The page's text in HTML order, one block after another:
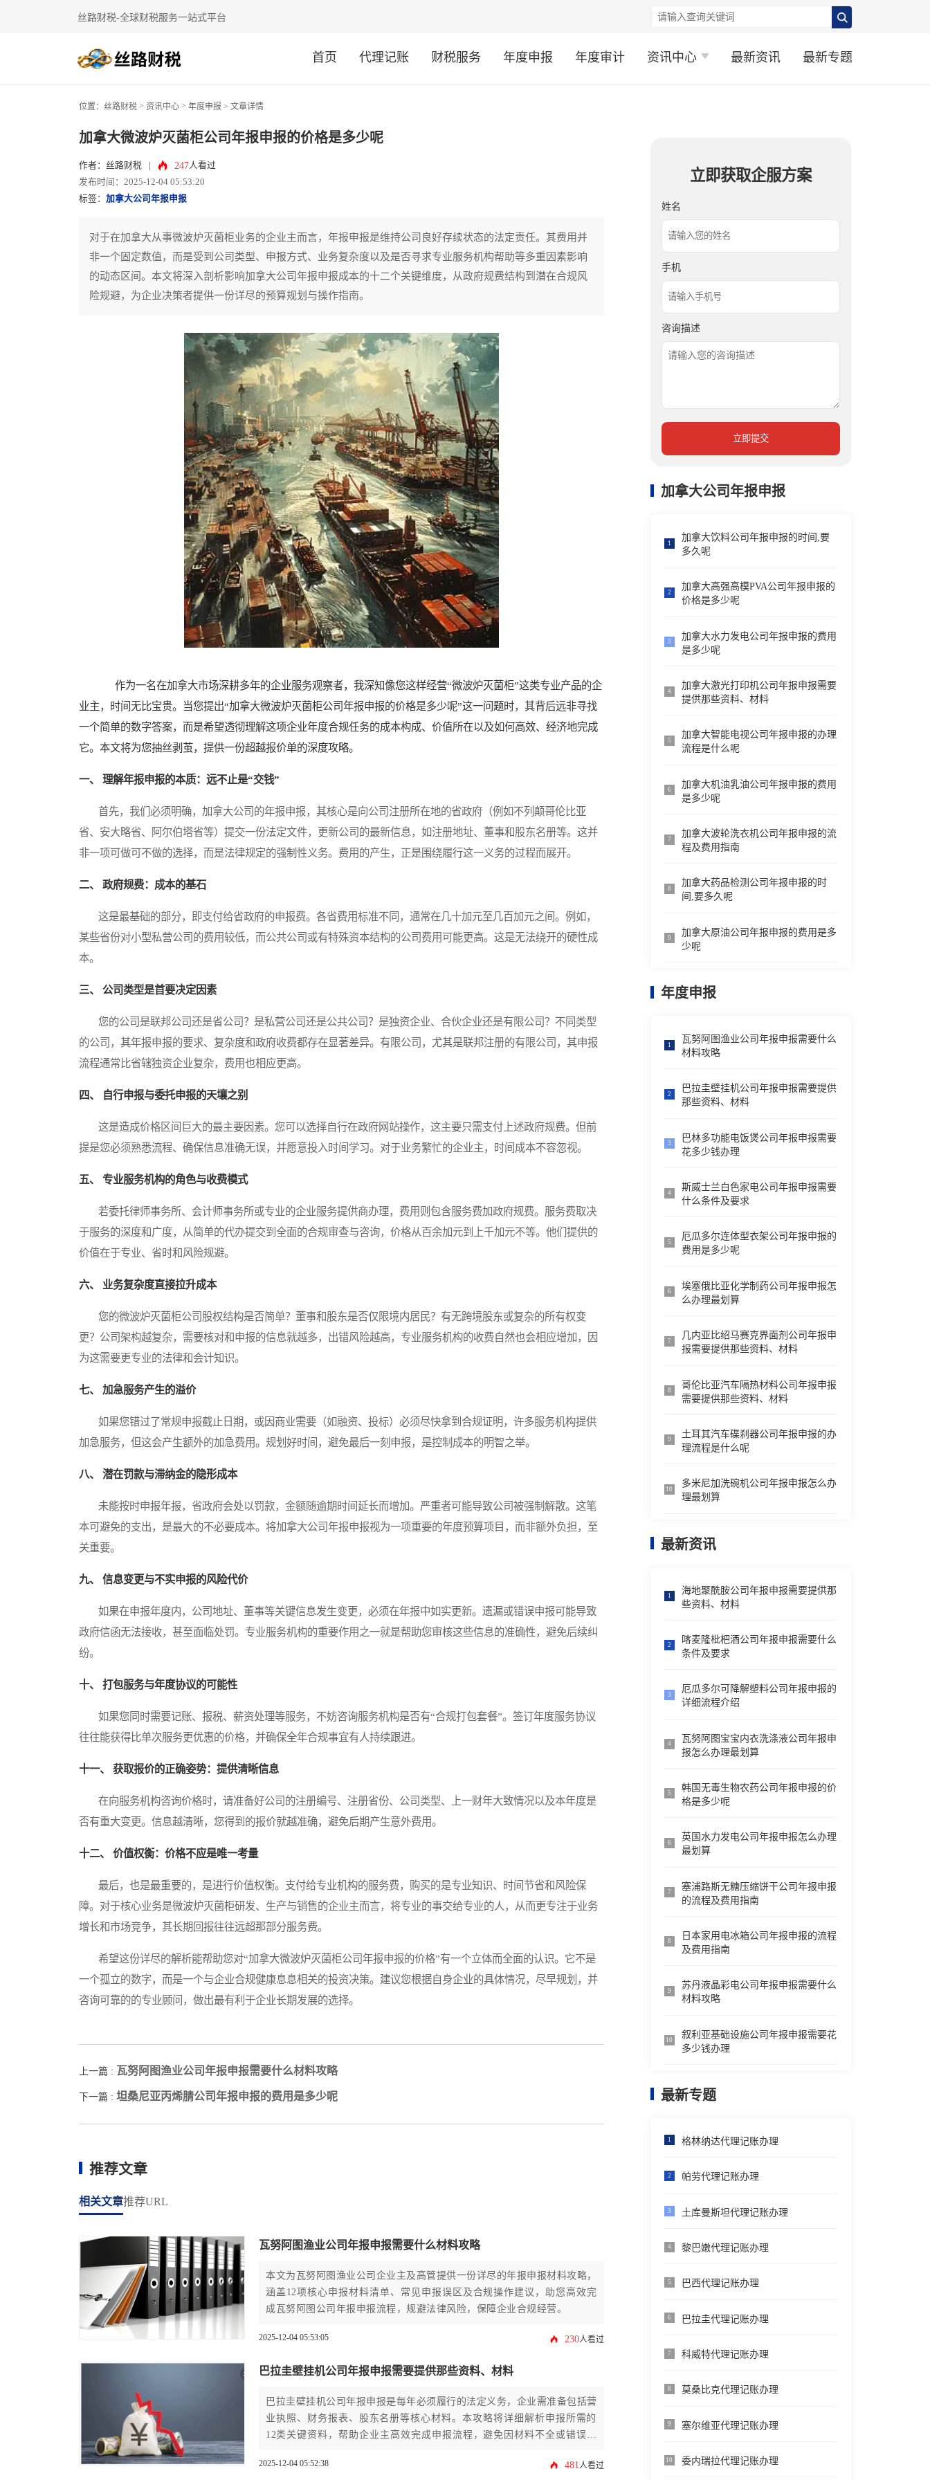
丝路财税-全球财税服务一站式平台
首页 代理记账 财税服务 年度申报 年度审计 资讯中心 最新资讯 最新专题
位置： 丝路财税 > 资讯中心 > 年度申报 > 文章详情
加拿大微波炉灭菌柜公司年报申报的价格是多少呢
作者：丝路财税 247人看过
发布时间：2025-12-04 05:53:20
标签： 加拿大公司年报申报
对于在加拿大从事微波炉灭菌柜业务的企业主而言，年报申报是维持公司良好存续状态的法定责任。其费用并
非一个固定数值，而是受到公司类型、申报方式、业务复杂度以及是否寻求专业服务机构帮助等多重因素影响
的动态区间。本文将深入剖析影响加拿大公司年报申报成本的十二个关键维度，从政府规费结构到潜在合规风
险规避，为企业决策者提供一份详尽的预算规划与操作指南。
作为一名在加拿大市场深耕多年的企业服务观察者，我深知像您这样经营“微波炉灭菌柜”这类专业产品的企
业主，时间无比宝贵。当您提出“加拿大微波炉灭菌柜公司年报申报的价格是多少呢”这一问题时，其背后远非寻找
一个简单的数字答案，而是希望透彻理解这项企业年度合规任务的成本构成、价值所在以及如何高效、经济地完成
它。本文将为您抽丝剥茧，提供一份超越报价单的深度攻略。
一、 理解年报申报的本质：远不止是“交钱”
首先，我们必须明确，加拿大公司的年报申报，其核心是向公司注册所在地的省政府（例如不列颠哥伦比亚
省、安大略省、阿尔伯塔省等）提交一份法定文件，更新公司的最新信息，如注册地址、董事和股东名册等。这并
非一项可做可不做的选择，而是法律规定的强制性义务。费用的产生，正是围绕履行这一义务的过程而展开。
二、 政府规费：成本的基石
这是最基础的部分，即支付给省政府的申报费。各省费用标准不同，通常在几十加元至几百加元之间。例如，
某些省份对小型私营公司的费用较低，而公共公司或有特殊资本结构的公司费用可能更高。这是无法绕开的硬性成
本。
三、 公司类型是首要决定因素
您的公司是联邦公司还是省公司？是私营公司还是公共公司？是独资企业、合伙企业还是有限公司？不同类型
的公司，其年报申报的要求、复杂度和政府收费都存在显著差异。有限公司，尤其是联邦注册的有限公司，其申报
流程通常比省辖独资企业复杂，费用也相应更高。
四、 自行申报与委托申报的天壤之别
这是造成价格区间巨大的最主要因素。您可以选择自行在政府网站操作，这主要只需支付上述政府规费。但前
提是您必须熟悉流程、确保信息准确无误，并愿意投入时间学习。对于业务繁忙的企业主，时间成本不容忽视。
五、 专业服务机构的角色与收费模式
若委托律师事务所、会计师事务所或专业的企业服务提供商办理，费用则包含服务费加政府规费。服务费取决
于服务的深度和广度，从简单的代办提交到全面的合规审查与咨询，价格从百余加元到上千加元不等。他们提供的
价值在于专业、省时和风险规避。
六、 业务复杂度直接拉升成本
您的微波炉灭菌柜公司股权结构是否简单？董事和股东是否仅限境内居民？有无跨境股东或复杂的所有权变
更？公司架构越复杂，需要核对和申报的信息就越多，出错风险越高，专业服务机构的收费自然也会相应增加，因
为这需要更专业的法律和会计知识。
七、 加急服务产生的溢价
如果您错过了常规申报截止日期，或因商业需要（如融资、投标）必须尽快拿到合规证明，许多服务机构提供
加急服务，但这会产生额外的加急费用。规划好时间，避免最后一刻申报，是控制成本的明智之举。
八、 潜在罚款与滞纳金的隐形成本
未能按时申报年报，省政府会处以罚款，金额随逾期时间延长而增加。严重者可能导致公司被强制解散。这笔
本可避免的支出，是最大的不必要成本。将加拿大公司年报申报视为一项重要的年度预算项目，而非额外负担，至
关重要。
九、 信息变更与不实申报的风险代价
如果在申报年度内，公司地址、董事等关键信息发生变更，必须在年报中如实更新。遗漏或错误申报可能导致
政府信函无法接收，甚至面临处罚。专业服务机构的重要作用之一就是帮助您审核这些信息的准确性，避免后续纠
纷。
十、 打包服务与年度协议的可能性
如果您同时需要记账、报税、薪资处理等服务，不妨咨询服务机构是否有“合规打包套餐”。签订年度服务协议
往往能获得比单次服务更优惠的价格，并确保全年合规事宜有人持续跟进。
十一、 获取报价的正确姿势：提供清晰信息
在向服务机构咨询价格时，请准备好公司的注册编号、注册省份、公司类型、上一财年大致情况以及本年度是
否有重大变更。信息越清晰，您得到的报价就越准确，避免后期产生意外费用。
十二、 价值权衡：价格不应是唯一考量
最后，也是最重要的，是进行价值权衡。支付给专业机构的服务费，购买的是专业知识、时间节省和风险保
障。对于核心业务是微波炉灭菌柜研发、生产与销售的企业主而言，将专业的事交给专业的人，从而更专注于业务
增长和市场竞争，其长期回报往往远超那部分服务费。
希望这份详尽的解析能帮助您对“加拿大微波炉灭菌柜公司年报申报的价格”有一个立体而全面的认识。它不是
一个孤立的数字，而是一个与企业合规健康息息相关的投资决策。建议您根据自身企业的具体情况，尽早规划，并
咨询可靠的的专业顾问，做出最有利于企业长期发展的选择。
上一篇 : 瓦努阿图渔业公司年报申报需要什么材料攻略
下一篇 : 坦桑尼亚丙烯腈公司年报申报的费用是多少呢
推荐文章
相关文章推荐URL
瓦努阿图渔业公司年报申报需要什么材料攻略
本文为瓦努阿图渔业公司企业主及高管提供一份详尽的年报申报材料攻略，
涵盖12项核心申报材料清单、常见申报误区及合规操作建议，助您高效完
成瓦努阿图公司年报申报流程，规避法律风险，保障企业合规经营。
2025-12-04 05:53:05 230人看过
巴拉圭壁挂机公司年报申报需要提供那些资料、材料
巴拉圭壁挂机公司年报申报是每年必须履行的法定义务，企业需准备包括营
业执照、财务报表、股东名册等核心材料。本攻略将详细解析申报所需的
12类关键资料，帮助企业主高效完成申报流程，避免因材料不全或错误导
2025-12-04 05:52:38 481人看过
立即获取企服方案
姓名
手机
咨询描述
立即提交
加拿大公司年报申报
1
加拿大饮料公司年报申报的时间,要
多久呢
2
加拿大高强高模PVA公司年报申报的
价格是多少呢
3
加拿大水力发电公司年报申报的费用
是多少呢
4
加拿大激光打印机公司年报申报需要
提供那些资料、材料
5
加拿大智能电视公司年报申报的办理
流程是什么呢
6
加拿大机油乳油公司年报申报的费用
是多少呢
7
加拿大波轮洗衣机公司年报申报的流
程及费用指南
8
加拿大药品检测公司年报申报的时
间,要多久呢
9
加拿大原油公司年报申报的费用是多
少呢
年度申报
1
瓦努阿图渔业公司年报申报需要什么
材料攻略
2
巴拉圭壁挂机公司年报申报需要提供
那些资料、材料
3
巴林多功能电饭煲公司年报申报需要
花多少钱办理
4
斯威士兰白色家电公司年报申报需要
什么条件及要求
5
厄瓜多尔连体型衣架公司年报申报的
费用是多少呢
6
埃塞俄比亚化学制药公司年报申报怎
么办理最划算
7
几内亚比绍马赛克界面剂公司年报申
报需要提供那些资料、材料
8
哥伦比亚汽车隔热材料公司年报申报
需要提供那些资料、材料
9
土耳其汽车碟刹器公司年报申报的办
理流程是什么呢
10
多米尼加洗碗机公司年报申报怎么办
理最划算
最新资讯
1
海地聚酰胺公司年报申报需要提供那
些资料、材料
2
喀麦隆枇杷酒公司年报申报需要什么
条件及要求
3
厄瓜多尔可降解塑料公司年报申报的
详细流程介绍
4
瓦努阿图宝宝内衣洗涤液公司年报申
报怎么办理最划算
5
韩国无毒生物农药公司年报申报的价
格是多少呢
6
英国水力发电公司年报申报怎么办理
最划算
7
塞浦路斯无糖压缩饼干公司年报申报
的流程及费用指南
8
日本家用电冰箱公司年报申报的流程
及费用指南
9
苏丹液晶彩电公司年报申报需要什么
材料攻略
10
叙利亚基础设施公司年报申报需要花
多少钱办理
最新专题
1 格林纳达代理记账办理
2 帕劳代理记账办理
3 土库曼斯坦代理记账办理
4 黎巴嫩代理记账办理
5 巴西代理记账办理
6 巴拉圭代理记账办理
7 科威特代理记账办理
8 莫桑比克代理记账办理
9 塞尔维亚代理记账办理
10 委内瑞拉代理记账办理